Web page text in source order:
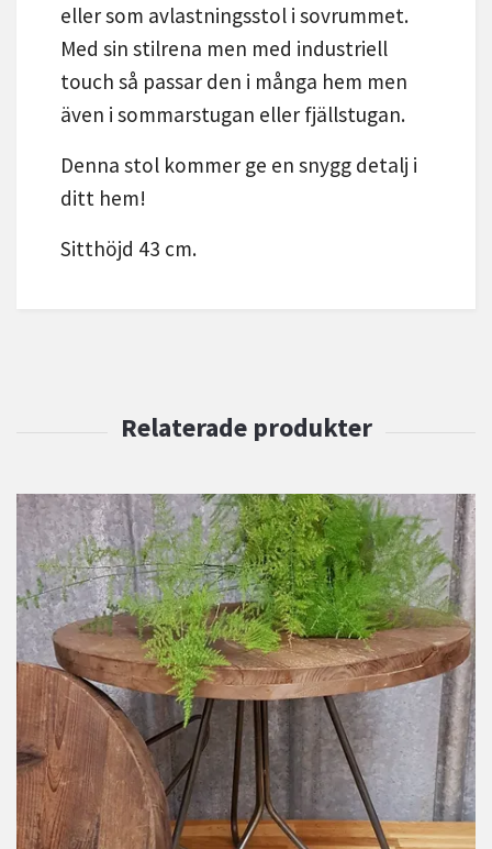
eller som avlastningsstol i sovrummet.
Med sin stilrena men med industriell
touch så passar den i många hem men
även i sommarstugan eller fjällstugan.
Denna stol kommer ge en snygg detalj i
ditt hem!
Sitthöjd 43 cm.